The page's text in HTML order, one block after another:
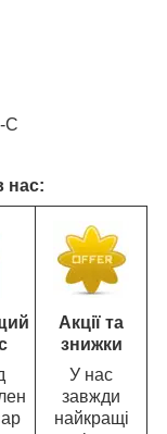
C
нас:
Акції та
знижки
У нас
завжди
найкращі